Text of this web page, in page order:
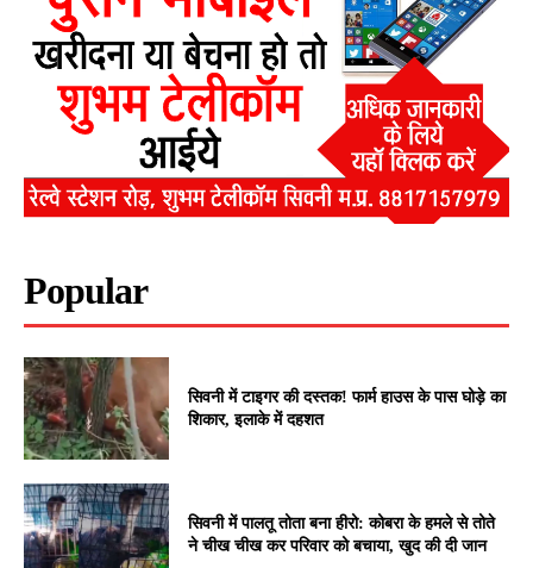
Popular
सिवनी में टाइगर की दस्तक! फार्म हाउस के पास घोड़े का
शिकार, इलाके में दहशत
सिवनी में पालतू तोता बना हीरो: कोबरा के हमले से तोते
ने चीख चीख कर परिवार को बचाया, खुद की दी जान